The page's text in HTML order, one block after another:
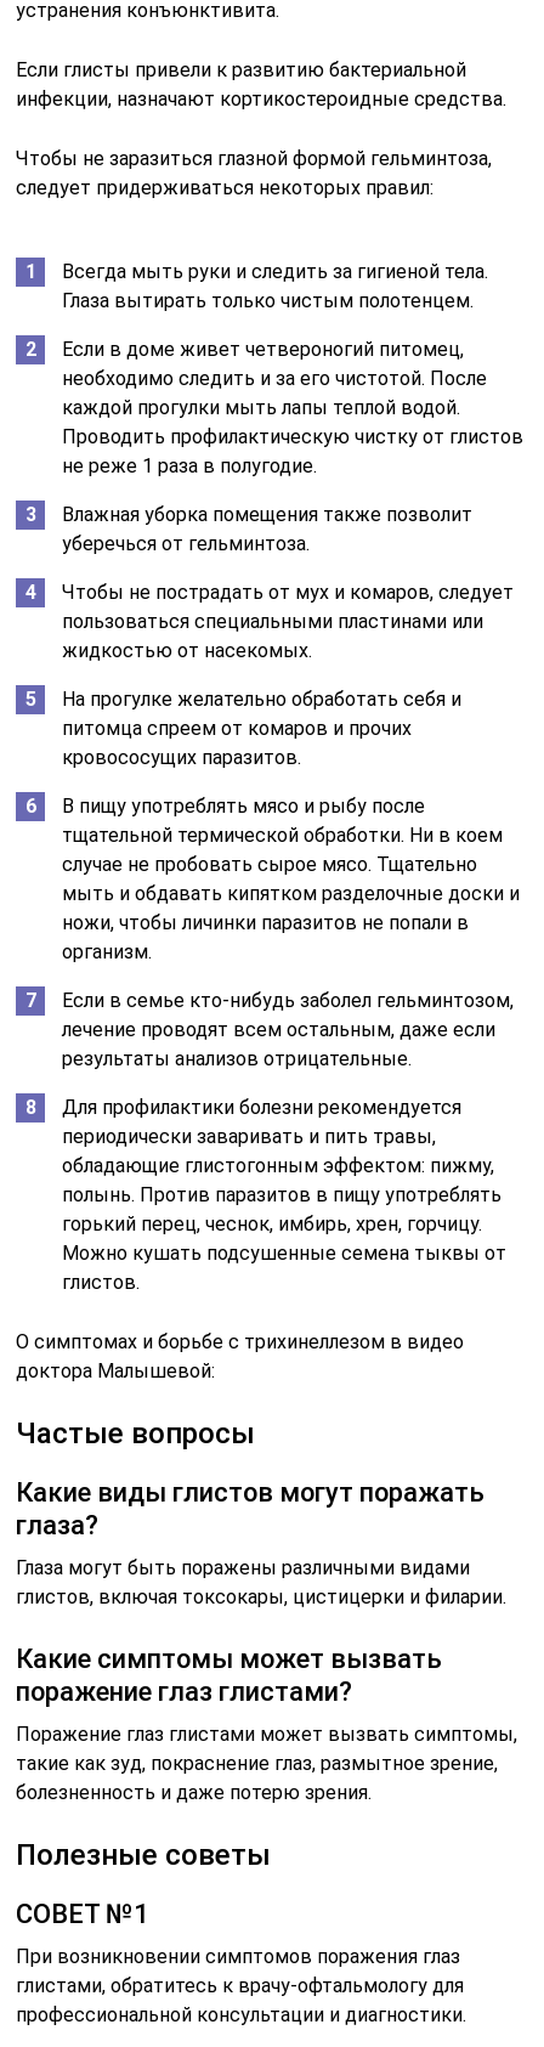
устранения конъюнктивита.
Если глисты привели к развитию бактериальной
инфекции, назначают кортикостероидные средства.
Чтобы не заразиться глазной формой гельминтоза,
следует придерживаться некоторых правил:
Всегда мыть руки и следить за гигиеной тела.
Глаза вытирать только чистым полотенцем.
Если в доме живет четвероногий питомец,
необходимо следить и за его чистотой. После
каждой прогулки мыть лапы теплой водой.
Проводить профилактическую чистку от глистов
не реже 1 раза в полугодие.
Влажная уборка помещения также позволит
уберечься от гельминтоза.
Чтобы не пострадать от мух и комаров, следует
пользоваться специальными пластинами или
жидкостью от насекомых.
На прогулке желательно обработать себя и
питомца спреем от комаров и прочих
кровососущих паразитов.
В пищу употреблять мясо и рыбу после
тщательной термической обработки. Ни в коем
случае не пробовать сырое мясо. Тщательно
мыть и обдавать кипятком разделочные доски и
ножи, чтобы личинки паразитов не попали в
организм.
Если в семье кто-нибудь заболел гельминтозом,
лечение проводят всем остальным, даже если
результаты анализов отрицательные.
Для профилактики болезни рекомендуется
периодически заваривать и пить травы,
обладающие глистогонным эффектом: пижму,
полынь. Против паразитов в пищу употреблять
горький перец, чеснок, имбирь, хрен, горчицу.
Можно кушать подсушенные семена тыквы от
глистов.
О симптомах и борьбе с трихинеллезом в видео
доктора Малышевой:
Частые вопросы
Какие виды глистов могут поражать
глаза?
Глаза могут быть поражены различными видами
глистов, включая токсокары, цистицерки и филарии.
Какие симптомы может вызвать
поражение глаз глистами?
Поражение глаз глистами может вызвать симптомы,
такие как зуд, покраснение глаз, размытное зрение,
болезненность и даже потерю зрения.
Полезные советы
СОВЕТ №1
При возникновении симптомов поражения глаз
глистами, обратитесь к врачу-офтальмологу для
профессиональной консультации и диагностики.